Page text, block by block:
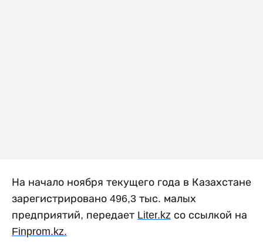
На начало ноября текущего года в Казахстане
зарегистрировано 496,3 тыс. малых
предприятий, передает Liter.kz со ссылкой на
Finprom.kz.